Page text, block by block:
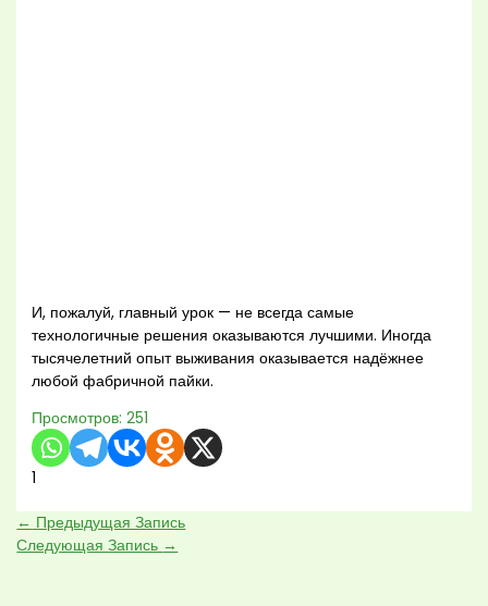
И, пожалуй, главный урок — не всегда самые
технологичные решения оказываются лучшими. Иногда
тысячелетний опыт выживания оказывается надёжнее
любой фабричной пайки.
Просмотров: 251
1
← Предыдущая Запись
Следующая Запись →